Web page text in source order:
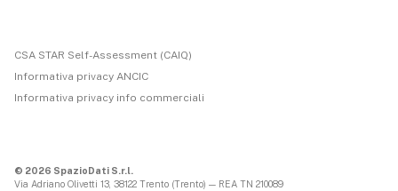
CSA STAR Self-Assessment (CAIQ)
Informativa privacy ANCIC
Informativa privacy info commerciali
© 2026 SpazioDati S.r.l.
Via Adriano Olivetti 13, 38122 Trento (Trento) — REA TN 210089